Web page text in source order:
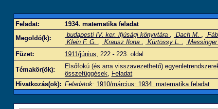
Feladat:
1934. matematika feladat
Megoldó(k):
budapesti IV. ker. ifjúsági könyvtára , Dach M. ,
Klein F. G. , Krausz Ilona , Kürtössy L. ,
Füzet:
1911/június, 222 - 223. oldal
Témakör(ök):
Elsőfokú (és arra visszavezethető)
összefüggések, Feladat
Hivatkozás(ok): Feladatok: 1910/március: 1934. matematika feladat